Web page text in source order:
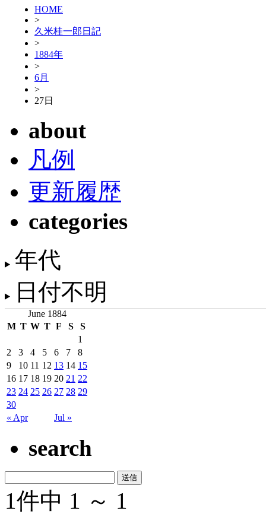
HOME
>
久米桂一郎日記
>
1884年
>
6月
>
27日
about
凡例
更新履歴
categories
年代
日付不明
June 1884
M T W T F S S
« Apr Jul »
1
2
3 4 5 6 7
8
9
10 11 12 13 14 15
16 17 18 19 20 21 22
23 24 25 26 27 28 29
30
search
1件中 1 ～ 1